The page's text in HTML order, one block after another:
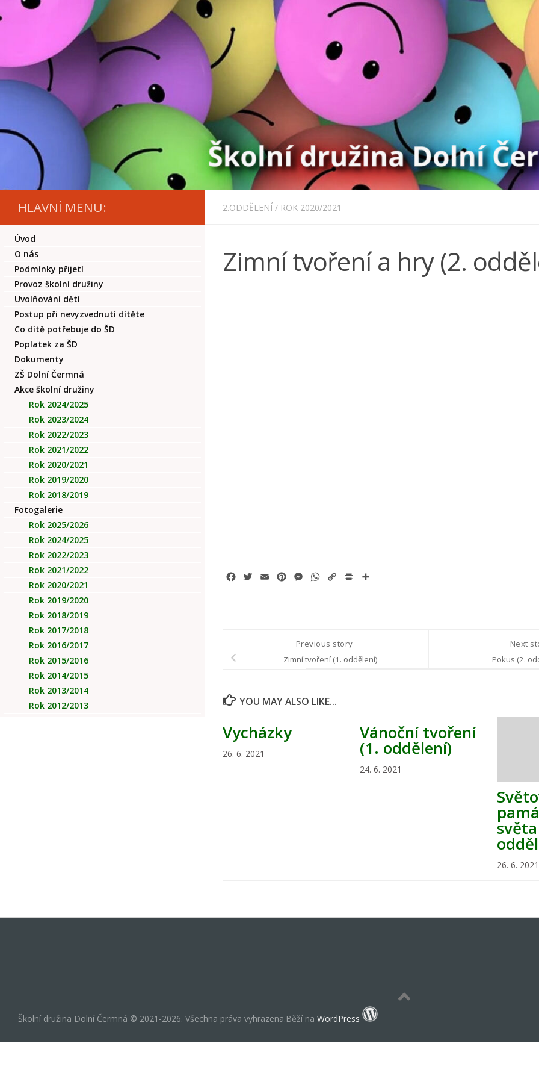
2.ODDĚLENÍ / ROK 2020/2021
Zimní tvoření a hry (2.
FacebookTwitterEmail PinterestMessenger
WhatsApp
Copy
Print
Next
Pokus (2.
Previous story
Zimní tvoření (1. oddělení)
YOU MAY ALSO LIKE...
Vycházky
26. 6. 2021
Vánoční tvoření
(1. oddělení)
24. 6. 2021
26. 6. 2021
HLAVNÍ MENU:
Úvod
O nás
Podmínky přijetí
Provoz školní družiny
Uvolňování dětí
Postup při nevyzvednutí dítěte
Co dítě potřebuje do ŠD
Poplatek za ŠD
Dokumenty
ZŠ Dolní Čermná
Akce školní družiny
Rok 2024/2025
Rok 2023/2024
Rok 2022/2023
Rok 2021/2022
Rok 2020/2021
Rok 2019/2020
Rok 2018/2019
Fotogalerie
Rok 2025/2026
Rok 2024/2025
Rok 2022/2023
Rok 2021/2022
Rok 2020/2021
Rok 2019/2020
Rok 2018/2019
Rok 2017/2018
Rok 2016/2017
Rok 2015/2016
Rok 2014/2015
Rok 2013/2014
Rok 2012/2013
Školní družina Dolní Čermná © 2021-2026. Všechna práva vyhrazena.Běží na WordPress